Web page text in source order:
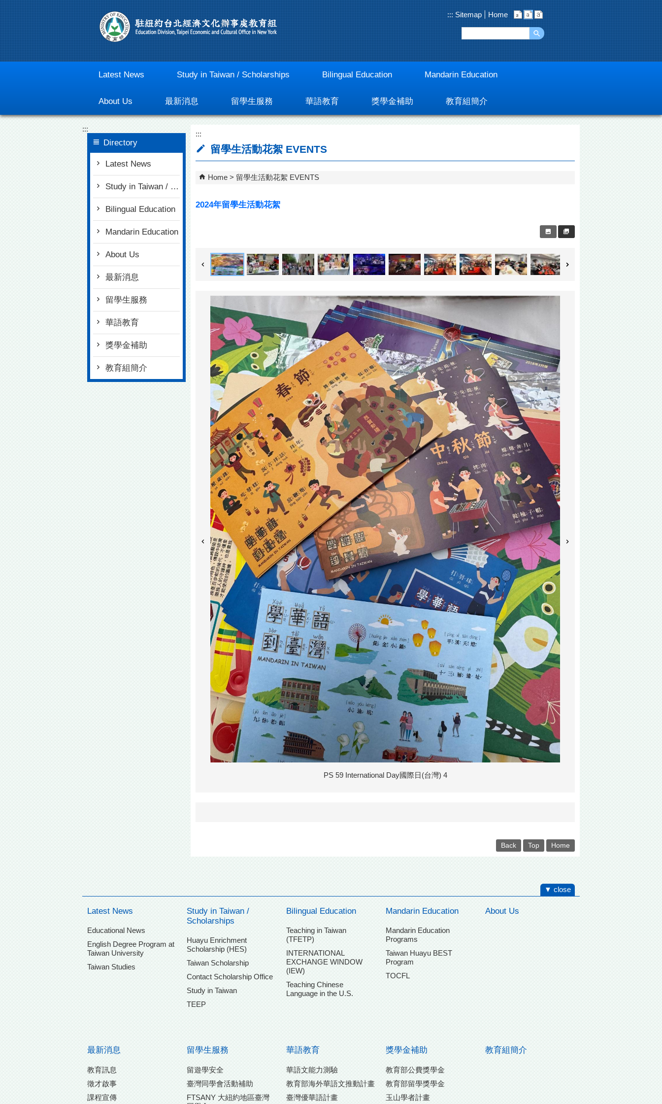
::: Sitemap Home
Latest News Study in Taiwan / Scholarships Bilingual Education Mandarin Education
About Us 最新消息 留學生服務 華語教育 獎學金補助 教育組簡介
:::
Directory
Latest News
Study in Taiwan / Scholarships
Bilingual Education
Mandarin Education
About Us
最新消息
留學生服務
華語教育
獎學金補助
教育組簡介
:::
留學生活動花絮 EVENTS
Home 留學生活動花絮 EVENTS
2024年留學生活動花絮
PS 59 International Day國際日(台灣) 4
Back Top Home
▼ close
Latest News
Educational News
English Degree Program at
Taiwan University
Taiwan Studies
Study in Taiwan /
Scholarships
Huayu Enrichment
Scholarship (HES)
Taiwan Scholarship
Contact Scholarship Office
Study in Taiwan
TEEP
Bilingual Education
Teaching in Taiwan
(TFETP)
INTERNATIONAL
EXCHANGE WINDOW
(IEW)
Teaching Chinese
Language in the U.S.
Mandarin Education
Mandarin Education
Programs
Taiwan Huayu BEST
Program
TOCFL
About Us
最新消息
教育訊息
徵才啟事
課程宣傳
留學生服務
留遊學安全
臺灣同學會活動補助
FTSANY 大紐約地區臺灣
華語教育
華語文能力測驗
教育部海外華語文推動計畫
臺灣優華語計畫
獎學金補助
教育部公費獎學金
教育部留學獎學金
玉山學者計畫
教育組簡介